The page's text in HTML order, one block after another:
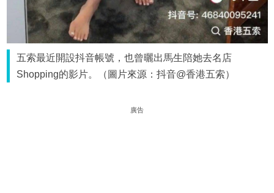
五索最近開設抖音帳號，也曾曬出馬生陪她去名店
Shopping的影片。（圖片來源：抖音@香港五索）
廣告